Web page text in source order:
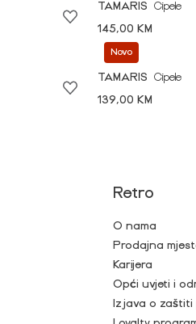
TAMARIS
Cipele
145,00 KM
Novo
TAMARIS
Cipele
139,00 KM
Retro
O nama
Prodajna
Karijera
Opći uvjeti i
Izjava o